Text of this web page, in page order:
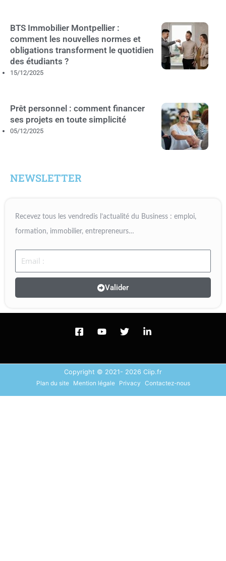
BTS Immobilier Montpellier :
comment les nouvelles normes et
obligations transforment le quotidien
des étudiants ?
15/12/2025
Prêt personnel : comment financer
ses projets en toute simplicité
05/12/2025
NEWSLETTER
Recevez tous les vendredis l’actualité du Business : emploi,
formation, immobilier, entrepreneurs…
Email
Valider
Copyright © 2021- 2026 Ciip.fr
Plan du site Mention légale Privacy Contactez-nous